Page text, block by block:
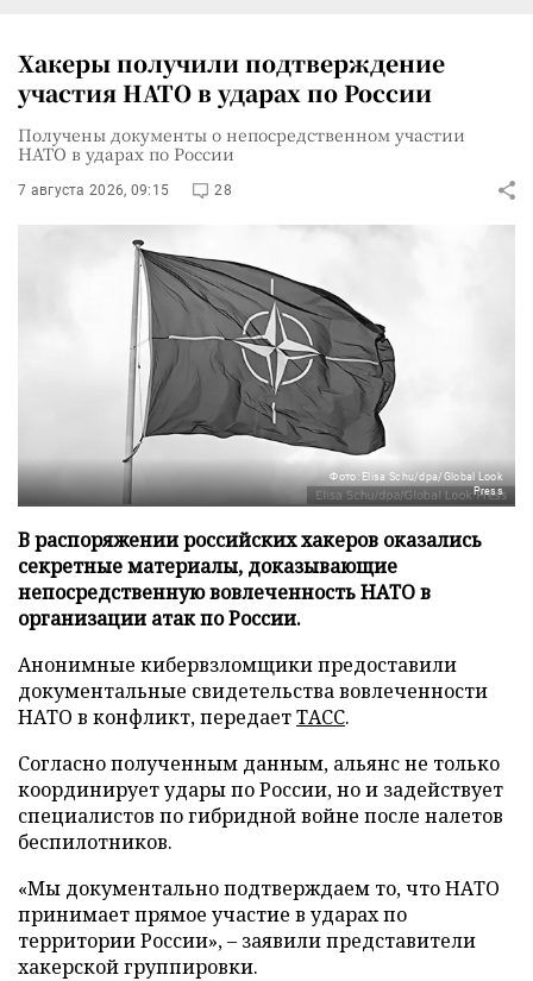
Хакеры получили подтверждение
участия НАТО в ударах по России
Получены документы о непосредственном участии
НАТО в ударах по России
7 августа 2026, 09:15 28
Фото: Elisa Schu/dpa/Global Look
Press
В распоряжении российских хакеров оказались
секретные материалы, доказывающие
непосредственную вовлеченность НАТО в
организации атак по России.
Анонимные кибервзломщики предоставили
документальные свидетельства вовлеченности
НАТО в конфликт, передаетТАСС.
Согласно полученным данным, альянс не только
координирует удары по России, но и задействует
специалистов по гибридной войне после налетов
беспилотников.
«Мы документально подтверждаем то, что НАТО
принимает прямое участие в ударах по
территории России», – заявили представители
хакерской группировки.